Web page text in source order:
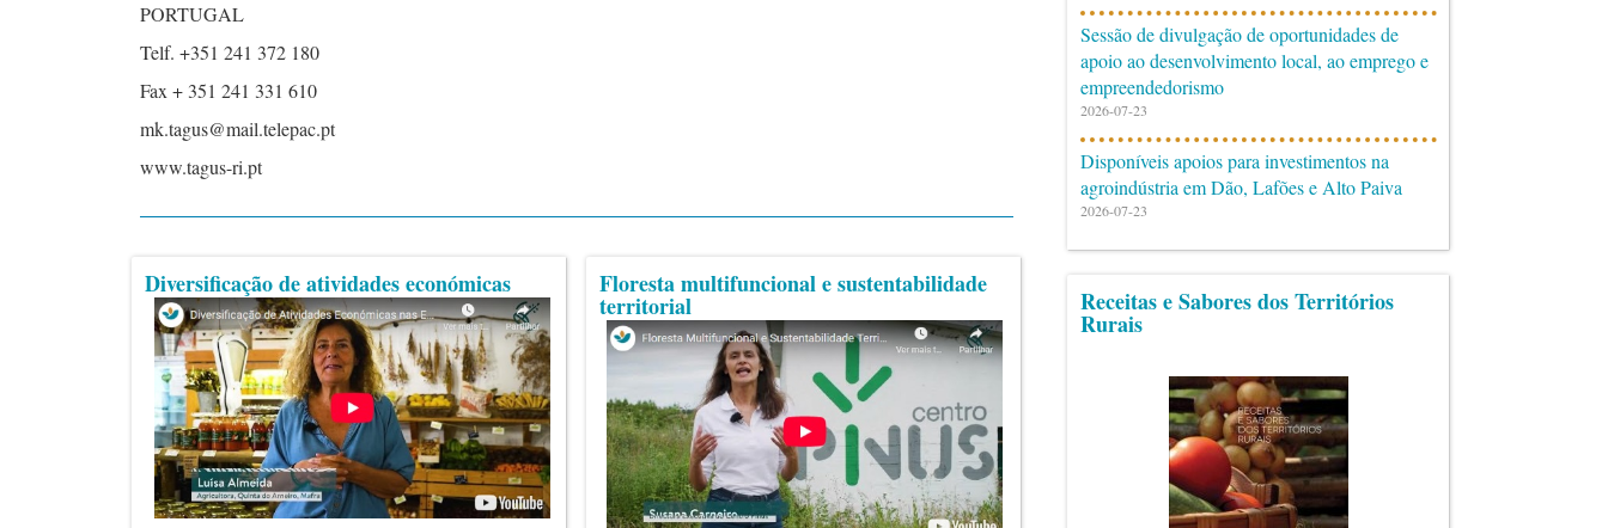
PORTUGAL
Telf. +351 241 372 180
Fax + 351 241 331 610
mk.tagus@mail.telepac.pt
www.tagus-ri.pt
Diversificação de atividades económicas Floresta multifuncional e sustentabilidade
territorial
Sessão de divulgação de oportunidades de
apoio ao desenvolvimento local, ao emprego e
empreendedorismo
2026-07-23
Disponíveis apoios para investimentos na
agroindústria em Dão, Lafões e Alto Paiva
2026-07-23
Receitas e Sabores dos Territórios
Rurais